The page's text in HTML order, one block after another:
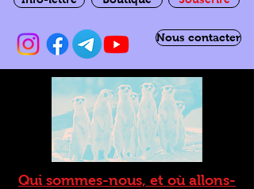
Nous contacter
Qui sommes-nous, et où allons-